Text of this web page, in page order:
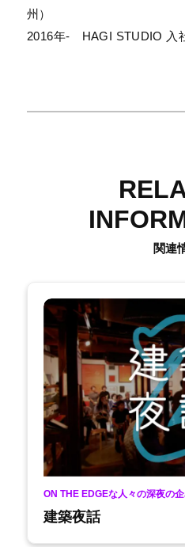
州）
2016年- HAGI STUDIO 入
関連
ON THE EDGEな人々の深夜の
建築夜話